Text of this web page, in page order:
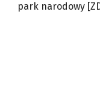
park narodowy